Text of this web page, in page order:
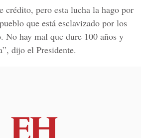
crédito, pero esta lucha la hago por
que está esclavizado por los
No hay mal que dure 100 años y
, dijo el Presidente.